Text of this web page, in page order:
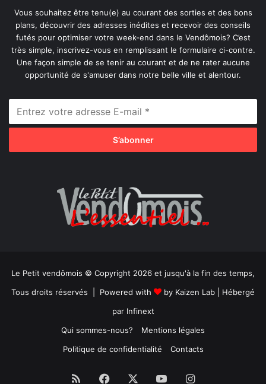
Vous souhaitez être tenu(e) au courant des sorties et des bons
plans, découvrir des adresses inédites et recevoir des conseils
futés pour optimiser votre week-end dans le Vendômois? C’est
très simple, inscrivez-vous en remplissant le formulaire ci-contre.
Une façon simple de se tenir au courant et de ne rater aucune
opportunité de s'amuser dans notre belle ville et alentour.
Le Petit vendômois © Copyright 2026 et jusqu'à la fin des temps,
Tous droits réservés | Powered with
by Kaizen Lab | Hébergé
par Infinext
Qui sommes-nous?
Mentions légales
Politique de confidentialité
Contacts
RSS Facebook YouTubeInstagram